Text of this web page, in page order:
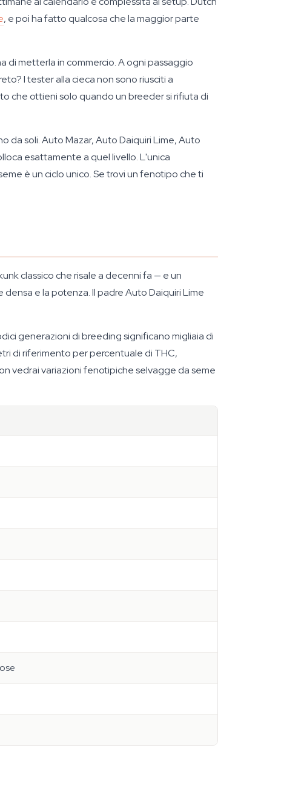
, e poi ha fatto qualcosa che la maggior parte
di metterla in commercio. A ogni passaggio
I tester alla cieca non sono riusciti a
che ottieni solo quando un breeder si rifiuta di
da soli. Auto Mazar, Auto Daiquiri Lime, Auto
esattamente a quel livello. L'unica
è un ciclo unico. Se trovi un fenotipo che ti
classico che risale a decenni fa — e un
e la potenza. Il padre Auto Daiquiri Lime
generazioni di breeding significano migliaia di
di riferimento per percentuale di THC,
vedrai variazioni fenotipiche selvagge da seme